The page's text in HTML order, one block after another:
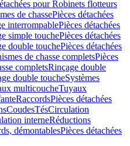
pour Robinets flotteurs
de chassePièces détachées
interrompablePièces détachées
simple touchePièces détachées
double touchePièces détachées
de chasse completsPièces
completsRinçage double
double toucheSystèmes
multicoucheTuyaux
RaccordsPièces détachées
CoudesTésCirculation
interneRéductions
démontablesPièces détachées